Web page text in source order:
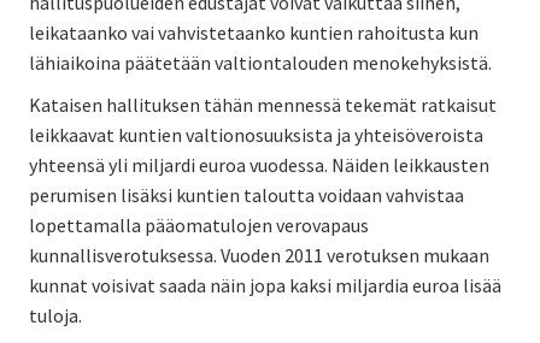
leikataanko vai vahvistetaanko kuntien rahoitusta kun
lähiaikoina päätetään valtiontalouden menokehyksistä.
Kataisen hallituksen tähän mennessä tekemät ratkaisut
leikkaavat kuntien valtionosuuksista ja yhteisöveroista
yhteensä yli miljardi euroa vuodessa. Näiden leikkausten
perumisen lisäksi kuntien taloutta voidaan vahvistaa
lopettamalla pääomatulojen verovapaus
kunnallisverotuksessa. Vuoden 2011 verotuksen mukaan
kunnat voisivat saada näin jopa kaksi miljardia euroa lisää
tuloja.